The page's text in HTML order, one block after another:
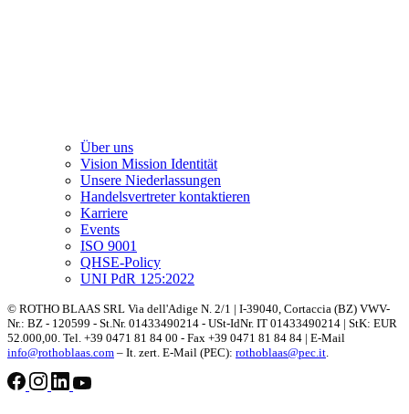
Über uns
Vision Mission Identität
Unsere Niederlassungen
Handelsvertreter kontaktieren
Karriere
Events
ISO 9001
QHSE-Policy
UNI PdR 125:2022
© ROTHO BLAAS SRL Via dell'Adige N. 2/1 | I-39040, Cortaccia (BZ) VWV-
Nr.: BZ - 120599 - St.Nr. 01433490214 - USt-IdNr. IT 01433490214 | StK: EUR
52.000,00. Tel. +39 0471 81 84 00 - Fax +39 0471 81 84 84 | E-Mail
info@rothoblaas.com – It. zert. E-Mail (PEC): rothoblaas@pec.it